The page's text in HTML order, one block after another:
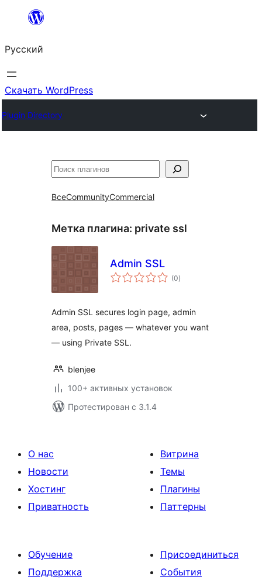
Перейти
содержимому
Русский
Скачать WordPress
Plugin Directory
Поиск
ВсеCommunityCommercial
Метка плагина: private ssl
Admin SSL
(0общий
рейтинг
)
Admin SSL secures login page, admin
area, posts, pages — whatever you want
— using Private SSL.
blenjee
100+ активных установок
Протестирован с 3.1.4
О нас
Новости
Хостинг
Приватность
Витрина
Темы
Плагины
Паттерны
Обучение
Поддержка
Присоединиться
События